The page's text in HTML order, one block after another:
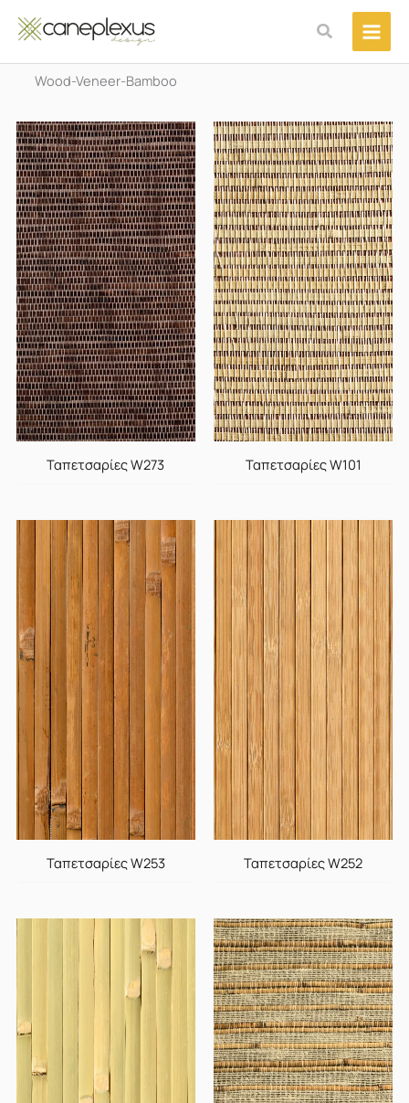
στο
περιεχόμενο
Αναζήτηση
Wood-Veneer-Bamboo
Ταπετσαρίες W273 Ταπετσαρίες W101
Ταπετσαρίες W253 Ταπετσαρίες W252